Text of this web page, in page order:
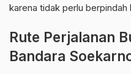
karena tidak perlu berpindah
Rute Perjalanan
Bandara